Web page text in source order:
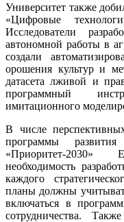
Университет также
«Цифровые
Исследователи
автономной работы в
создали
орошения культур и
датасета лживой и
программный
имитационного
В числе
программы
«Приоритет-2030»
необходимость
каждого
планы должны
включаться в
сотрудничества.